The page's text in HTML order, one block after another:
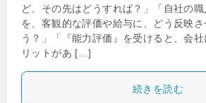
ど、その先はどうすれば？」「自社の
を、客観的な評価や給与に、どう反映
う？」「『能力評価』を受けると、会
リットがあ […]
続きを読む